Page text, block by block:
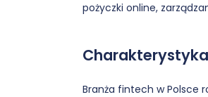
pożyczki online,
Branża fintech w Polsce